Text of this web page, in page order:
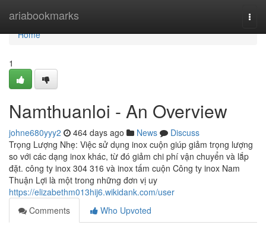
ariabookmarks
Home
Home
1
Namthuanloi - An Overview
johne680yyy2 464 days ago News
Discuss
Trọng Lượng Nhẹ: Việc sử dụng inox cuộn giúp giảm trọng lượng
so với các dạng inox khác, từ đó giảm chi phí vận chuyển và lắp
đặt. công ty inox 304 316 và inox tấm cuộn Công ty inox Nam
Thuận Lợi là một trong những đơn vị uy
https://elizabethm013hij6.wikidank.com/user
Comments
Who Upvoted